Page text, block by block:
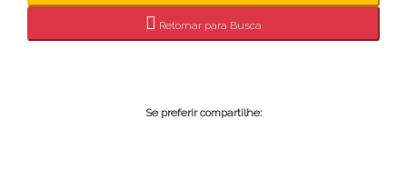
Retornar para Busca
Se preferir compartilhe: